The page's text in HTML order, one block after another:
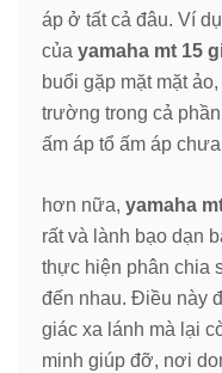
áp ở tất cả đâu. Ví
của yamaha mt 15
buổi gặp mặt mặt
trường trong cả
ấm áp tổ ấm áp
hơn nữa, yamaha
rất và lành bạo dạn
thực hiện phân chia
đến nhau. Điều này
giác xa lánh mà lại
minh giúp đỡ, nơi